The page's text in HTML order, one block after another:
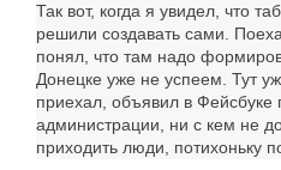
Так вот, когда я увидел, что
решили создавать сами.
понял, что там надо
Донецке уже не успеем. Тут
приехал, объявил в
администрации, ни с кем не
приходить люди, потихоньку